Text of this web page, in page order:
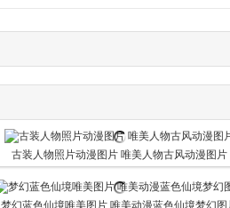
古装人物照片动漫图片 唯美人物古风动漫图片
梦幻蓝色仙境唯美图片 唯美动漫蓝色仙境梦幻图